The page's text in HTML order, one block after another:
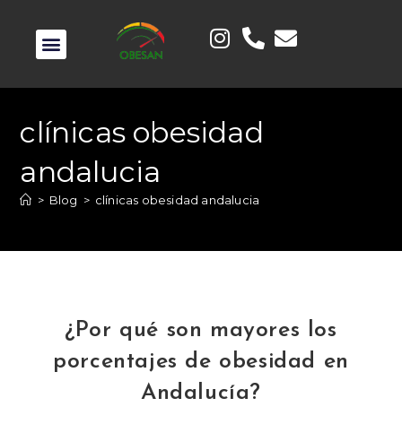
clínicas obesidad
andalucia
> Blog > clínicas obesidad andalucia
¿Por qué son mayores los
porcentajes de obesidad en
Andalucía?